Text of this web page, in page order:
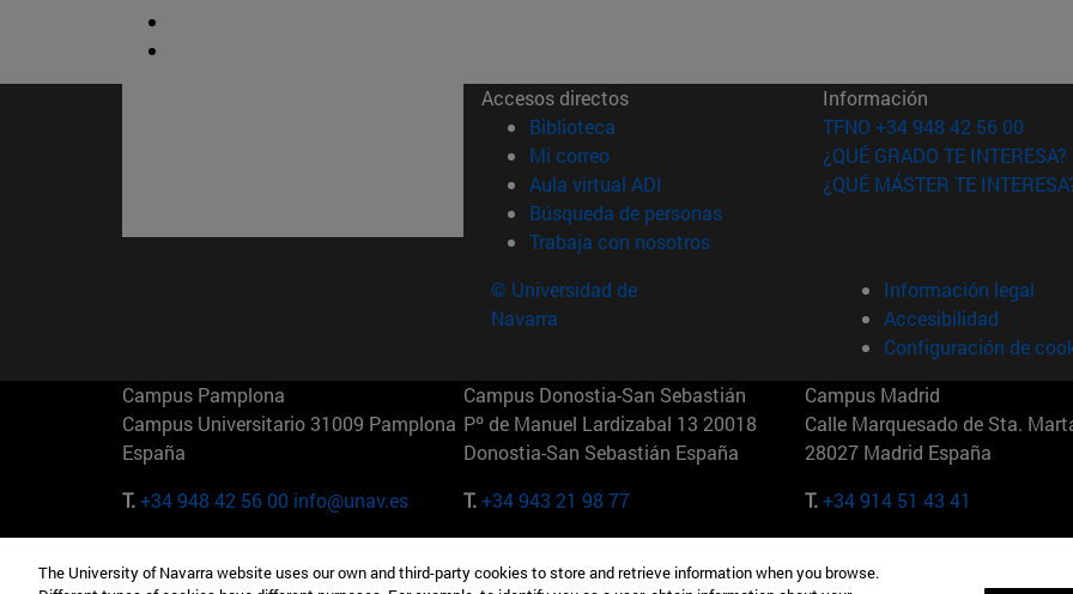
Accesos directos
Biblioteca (abre en nueva ventana)
Mi correo(abre en nueva ventana)
Aula virtual ADI (abre en nueva ventana)
Búsqueda de personas(abre en nueva ventana)
Trabaja con nosotros(abre en nueva ventana)
Información
TFNO +34 948 42 56 00
¿QUÉ GRADO TE INTERESA?
¿QUÉ MÁSTER TE
© Universidad de
Navarra
Información legal
Accesibilidad
Configuración de
Campus Pamplona
Campus Universitario 31009 Pamplona
España
T.+34 948 42 56 00 info@unav.es
Campus Donostia-San Sebastián
Pº de Manuel Lardizabal 13 20018
Donostia-San Sebastián España
T.+34 943 21 98 77
Campus Madrid
Calle Marquesado de Sta.
28027 Madrid España
T.+34 914 51 43 41
Camino del Cerro Águila 3 28023
165 W 57th St 10019-2201 Nueva York Maria-Theresia-Straße 15
The University of Navarra website uses our own and third-party cookies to store and retrieve information when you browse.